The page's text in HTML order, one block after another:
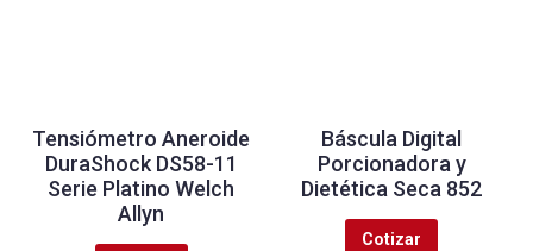
Tensiómetro Aneroide
DuraShock DS58-11
Serie Platino Welch
Allyn
Báscula Digital
Porcionadora y
Dietética Seca 852
Cotizar